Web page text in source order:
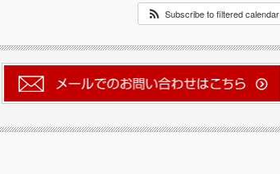
Subscribe to filtered calendar